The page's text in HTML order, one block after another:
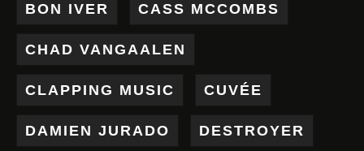
BON IVER CASS MCCOMBS
CHAD VANGAALEN
CLAPPING MUSIC CUVÉE
DAMIEN JURADO DESTROYER